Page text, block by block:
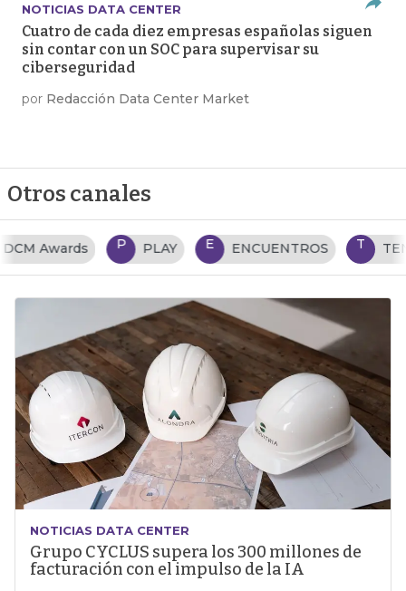
NOTICIAS DATA CENTER
Cuatro de cada diez empresas españolas siguen
sin contar con un SOC para supervisar su
ciberseguridad
por Redacción Data Center Market
Otros canales
P PLAY E ENCUENTROS T TENDENCIAS TI
NOTICIAS DATA CENTER
Grupo CYCLUS supera los 300 millones de
facturación con el impulso de la IA